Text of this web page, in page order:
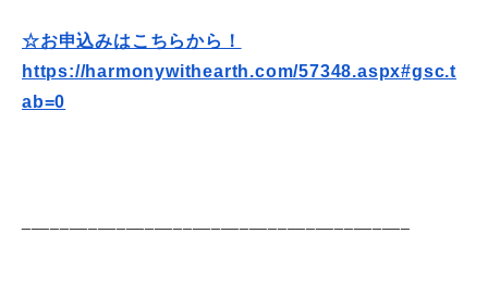
☆お申込みはこちらから！
https://harmonywithearth.com/57348.aspx#gsc.t
ab=0